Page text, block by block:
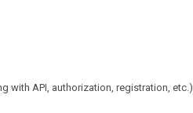
with API, authorization, registration, etc.)